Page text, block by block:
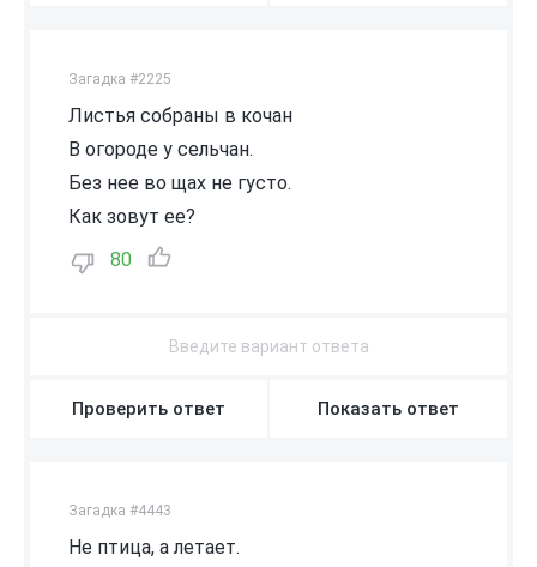
Загадка #2225
Листья собраны в кочан
В огороде у сельчан.
Без нее во щах не густо.
Как зовут ее?
80
Проверить ответ Показать ответ
Загадка #4443
Не птица, а летает.